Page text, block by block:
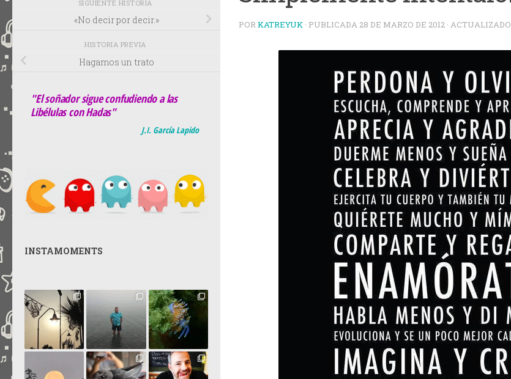
POR KATREYUK · PUBLICADA 28 DE MARZO DE 2012 · ACTUALIZADO
SIGUIENTE HISTORIA
«No decir por decir.»
HISTORIA PREVIA
Hagamos un trato
"El soñador sigue confudiendo a las
Libélulas con Hadas"
J.I. García Lapido
INSTAMOMENTS